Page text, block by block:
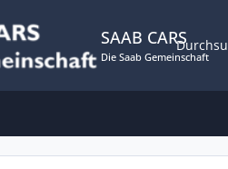
SAAB CARS
Die Saab Gemeinschaft